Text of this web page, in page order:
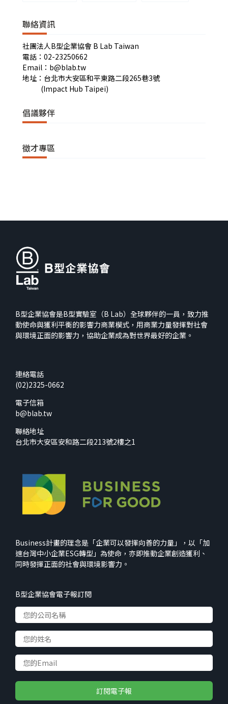
聯絡資訊
社團法人B型企業協會 B Lab Taiwan
電話：02-23250662
Email：b@blab.tw
地址：台北市大安區和平東路二段265巷3號
(Impact Hub Taipei)
倡議夥伴
徵才專區
B型企業協會是B型實驗室（B Lab）全球夥伴的一員，致力推
動使命與獲利平衡的影響力商業模式，用商業力量發揮對社會
與環境正面的影響力，協助企業成為對世界最好的企業。
連絡電話
(02)2325-0662
電子信箱
b@blab.tw
聯絡地址
台北市大安區安和路二段213號2樓之1
Business計畫的理念是「企業可以發揮向善的力量」，以「加
速台灣中小企業ESG轉型」為使命，亦即推動企業創造獲利、
同時發揮正面的社會與環境影響力。
B型企業協會電子報訂閱